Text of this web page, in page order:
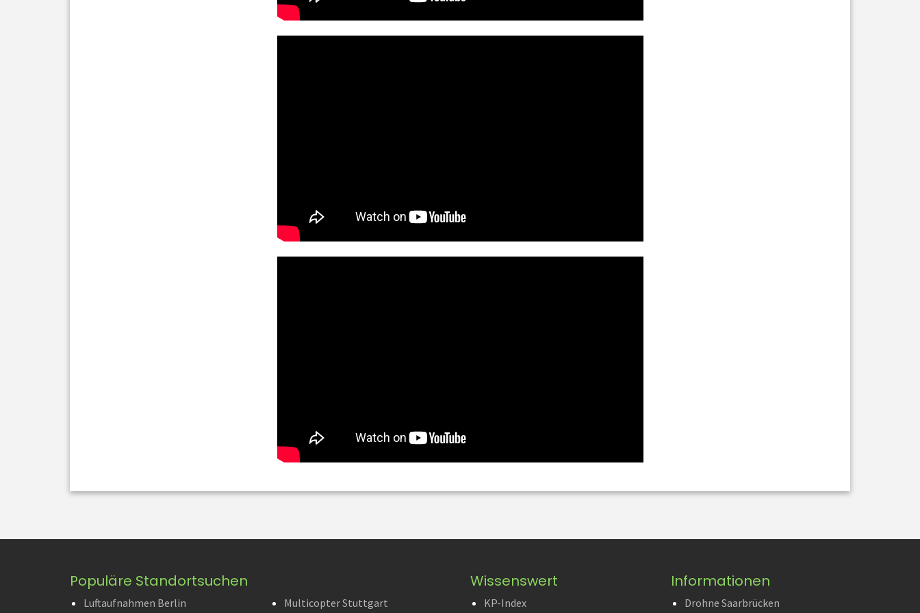
Populäre Standortsuchen
Luftaufnahmen Berlin Multicopter Stuttgart
Wissenswert
KP-Index
Informationen
Drohne Saarbrücken